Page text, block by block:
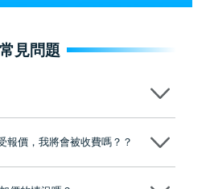
常見問題
牌」，是諾貝爾種植系統全球放心植牙中
地區的顧客，受到粵港澳大灣區及周邊城
報價，我將會被收費嗎？？